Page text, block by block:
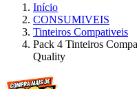
Início
CONSUMIVEIS
Tinteiros Compativeis
Pack 4 Tinteiros
Quality